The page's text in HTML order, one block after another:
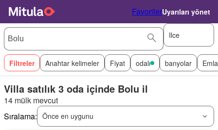
FavorilerUyarıları yönet
Ilce
Filtreler Anahtar kelimeler Fiyat odalı banyolar
Villa satılık 3 oda içinde Bolu il
14 mülk mevcut
Sıralama: Önce en uygunu